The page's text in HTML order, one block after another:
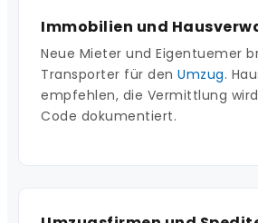
Immobilien und
Neue Mieter und Eigentuemer
Transporter für den Umzug.
empfehlen, die Vermittlung
Code dokumentiert.